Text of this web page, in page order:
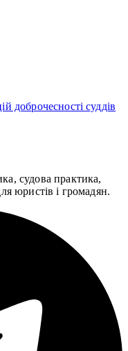
доброчесності суддів
судова практика,
юристів і громадян.